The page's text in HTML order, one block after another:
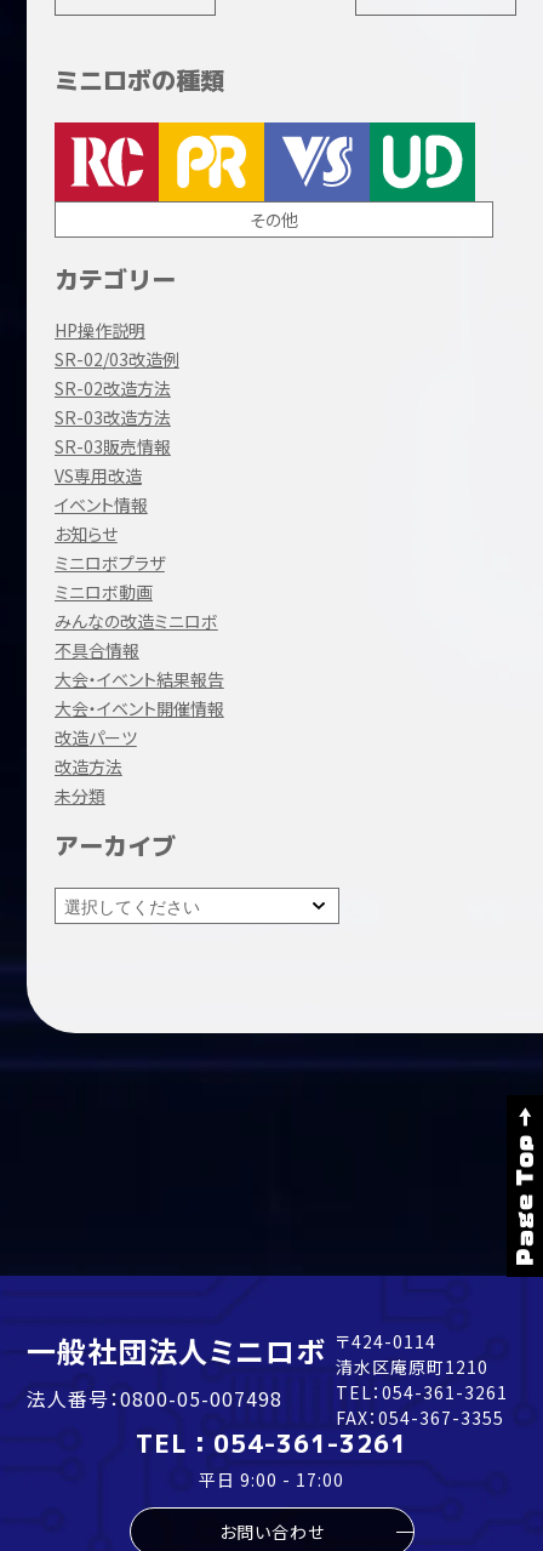
ミニロボの種類
その他
カテゴリー
HP操作説明
SR-02/03改造例
SR-02改造方法
SR-03改造方法
SR-03販売情報
VS専用改造
イベント情報
お知らせ
ミニロボプラザ
ミニロボ動画
みんなの改造ミニロボ
不具合情報
大会・イベント結果報告
大会・イベント開催情報
改造パーツ
改造方法
未分類
アーカイブ
Page Top →
一般社団法人ミニロボ
法人番号：0800-05-007498
〒424-0114
清水区庵原町1210
TEL： 054-361-3261
FAX：054-367-3355
TEL： 054-361-3261
平日 9:00 - 17:00
お問い合わせ